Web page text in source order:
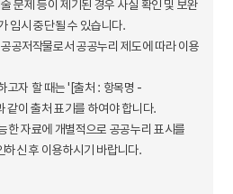
문제 등이 제기된 경우 사실 확인 및 보완
임시 중단될 수 있습니다.
공저작물로서 공공누리 제도에 따라 이용
고자 할 때는 '[출처 : 항목명 -
같이 출처 표기를 하여야 합니다.
한 자료에 개별적으로 공공누리 표시를
하신 후 이용하시기 바랍니다.